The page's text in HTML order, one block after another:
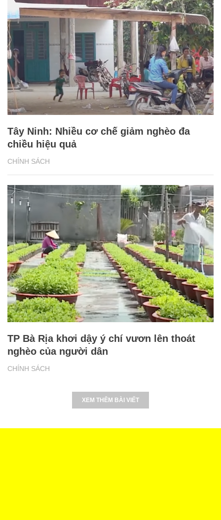
CHÍNH SÁCH
Tây Ninh: Nhiều cơ chế giảm nghèo đa
chiều hiệu quả
CHÍNH SÁCH
TP Bà Rịa khơi dậy ý chí vươn lên thoát
nghèo của người dân
XEM THÊM BÀI VIẾT